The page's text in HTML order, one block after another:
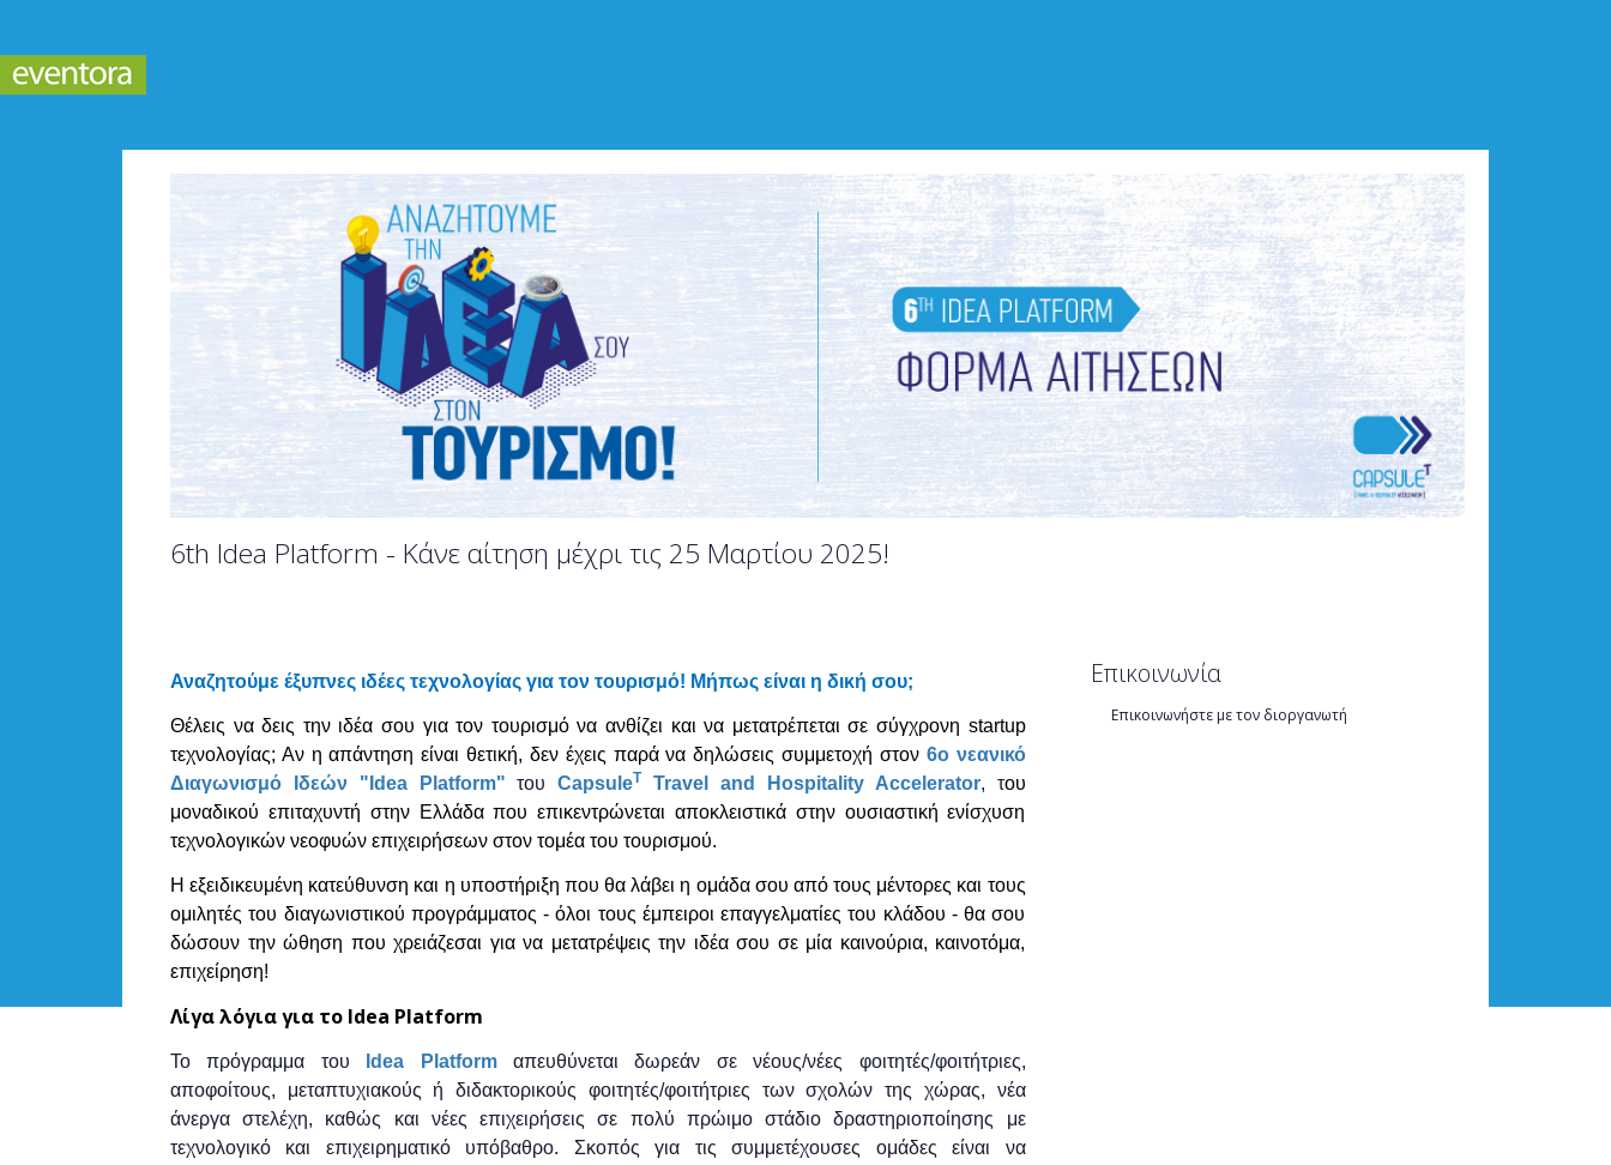
6th Idea Platform - Κάνε αίτηση μέχρι τις 25 Μαρτίου 2025!
Αναζητούμε έξυπνες ιδέες τεχνολογίας για τον τουρισμό! Μήπως είναι η δική σου;
Θέλεις να δεις την ιδέα σου για τον τουρισμό να ανθίζει και να μετατρέπεται σε σύγχρονη startup
τεχνολογίας; Αν η απάντηση είναι θετική, δεν έχεις παρά να δηλώσεις συμμετοχή στον 6ο νεανικό
Διαγωνισμό Ιδεών "Idea Platform"
τουCapsuleT Travel and Hospitality Accelerator, του
μοναδικού επιταχυντή στην Ελλάδα που επικεντρώνεται αποκλειστικά στην ουσιαστική ενίσχυση
τεχνολογικών νεοφυών επιχειρήσεων στον τομέα του τουρισμού.
Η εξειδικευμένη κατεύθυνση και η υποστήριξη που θα λάβει η ομάδα σου από τους μέντορες και τους
ομιλητές του διαγωνιστικού προγράμματος - όλοι τους έμπειροι επαγγελματίες του κλάδου - θα σου
δώσουν την ώθηση που χρειάζεσαι για να μετατρέψεις την ιδέα σου σε μία καινούρια, καινοτόμα,
επιχείρηση!
Λίγα λόγια για το Idea Platform
Το πρόγραμμα του Idea Platformαπευθύνεται δωρεάν σε νέους/νέες φοιτητές/φοιτήτριες,
αποφοίτους, μεταπτυχιακούς ή διδακτορικούς φοιτητές/φοιτήτριες των σχολών της χώρας, νέα
άνεργα στελέχη, καθώς και νέες επιχειρήσεις σε πολύ πρώιμο στάδιο δραστηριοποίησης με
τεχνολογικό και επιχειρηματικό υπόβαθρο. Σκοπός για τις συμμετέχουσες ομάδες είναι να
Επικοινωνία
Επικοινωνήστε με τον διοργανωτή